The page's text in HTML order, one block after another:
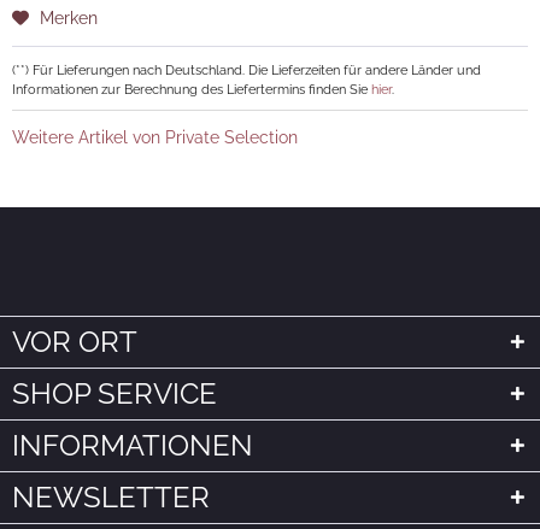
Merken
(**) Für Lieferungen nach Deutschland. Die Lieferzeiten für andere Länder und
Informationen zur Berechnung des Liefertermins finden Sie hier.
Weitere Artikel von Private Selection
VOR ORT
SHOP SERVICE
INFORMATIONEN
NEWSLETTER